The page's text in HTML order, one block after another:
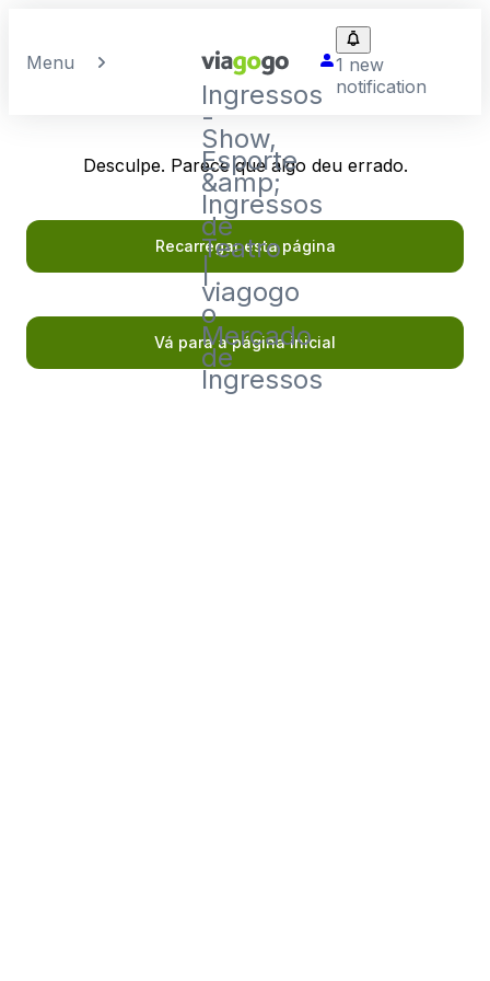
Menu
Ingressos
-
Show,
Esporte
&amp;
Ingressos
de
Teatro
|
viagogo
o
Mercado
de
Ingressos
1 new
notification
Desculpe. Parece que algo deu errado.
Recarregar esta página
Vá para a página inicial